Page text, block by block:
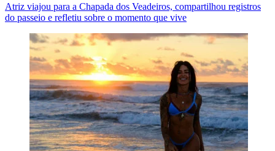
Atriz viajou para a Chapada dos Veadeiros, compartilhou registros
do passeio e refletiu sobre o momento que vive